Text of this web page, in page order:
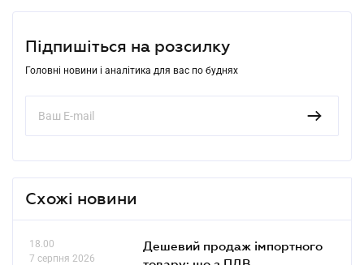
Підпишіться на розсилку
Головні новини і аналітика для вас по буднях
Схожі новини
18.00
7 серпня 2026
Дешевий продаж імпортного